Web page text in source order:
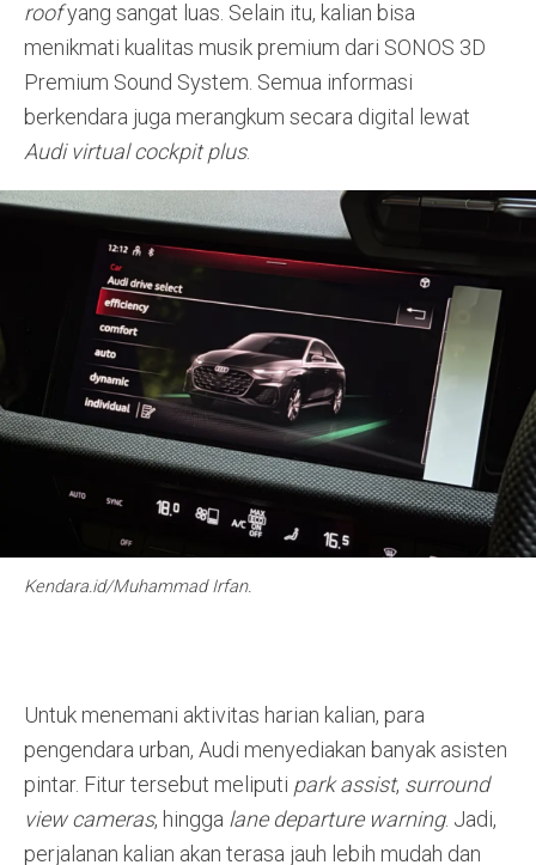
roofyang sangat luas. Selain itu, kalian bisa
menikmati kualitas musik premium dari SONOS 3D
Premium Sound System. Semua informasi
berkendara juga merangkum secara digital lewat
Audi virtual cockpit plus.
Kendara.id/Muhammad Irfan.
Untuk menemani aktivitas harian kalian, para
pengendara urban, Audi menyediakan banyak asisten
pintar. Fitur tersebut meliputi park assist, surround
view cameras, hingga lane departure warning. Jadi,
perjalanan kalian akan terasa jauh lebih mudah dan